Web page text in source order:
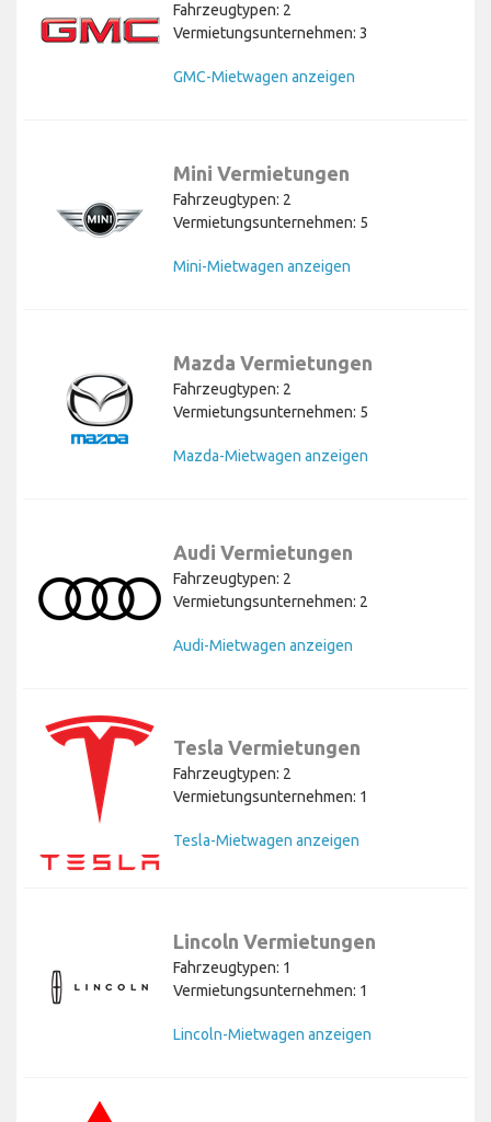
Fahrzeugtypen: 2
Vermietungsunternehmen: 3
GMC-Mietwagen anzeigen
Mini Vermietungen
Fahrzeugtypen: 2
Vermietungsunternehmen: 5
Mini-Mietwagen anzeigen
Mazda Vermietungen
Fahrzeugtypen: 2
Vermietungsunternehmen: 5
Mazda-Mietwagen anzeigen
Audi Vermietungen
Fahrzeugtypen: 2
Vermietungsunternehmen: 2
Audi-Mietwagen anzeigen
Tesla Vermietungen
Fahrzeugtypen: 2
Vermietungsunternehmen: 1
Tesla-Mietwagen anzeigen
Lincoln Vermietungen
Fahrzeugtypen: 1
Vermietungsunternehmen: 1
Lincoln-Mietwagen anzeigen